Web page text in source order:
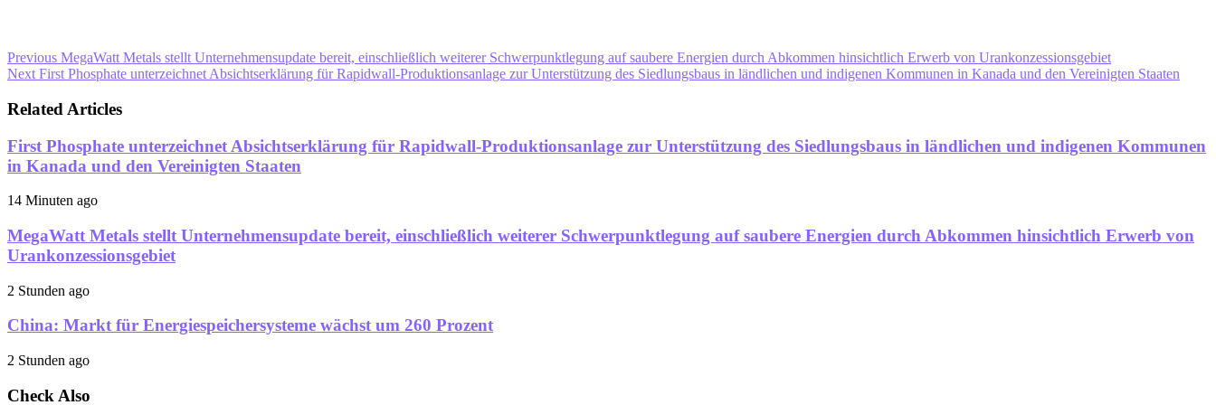
Previous MegaWatt Metals stellt Unternehmensupdate bereit, einschließlich weiterer Schwerpunktlegung auf saubere Energien durch Abkommen hinsichtlich Erwerb von Urankonzessionsgebiet
Next First Phosphate unterzeichnet Absichtserklärung für Rapidwall-Produktionsanlage zur Unterstützung des Siedlungsbaus in ländlichen und indigenen Kommunen in Kanada und den Vereinigten Staaten
Related Articles
First Phosphate unterzeichnet Absichtserklärung für Rapidwall-Produktionsanlage zur Unterstützung des Siedlungsbaus in ländlichen und indigenen Kommunen
in Kanada und den Vereinigten Staaten
14 Minuten ago
MegaWatt Metals stellt Unternehmensupdate bereit, einschließlich weiterer Schwerpunktlegung auf saubere Energien durch Abkommen hinsichtlich Erwerb von
Urankonzessionsgebiet
2 Stunden ago
China: Markt für Energiespeichersysteme wächst um 260 Prozent
2 Stunden ago
Check Also